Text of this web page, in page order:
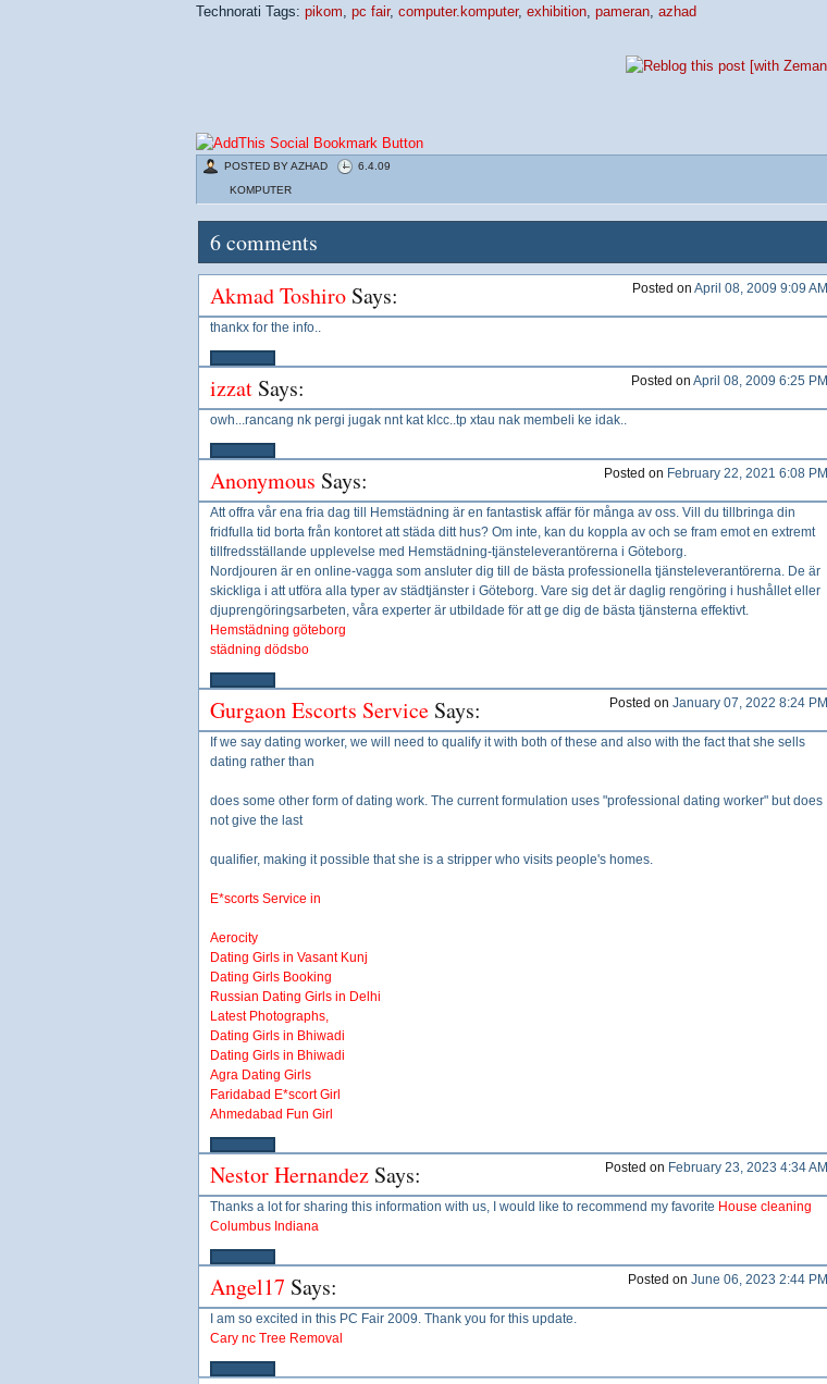
Technorati Tags: pikom, pc fair, computer.komputer, exhibition, pameran, azhad
POSTED BYAZHAD
6.4.09
KOMPUTER
6comments
Akmad Toshiro Says: Posted on April 08, 2009 9:09 AM
thankx for the info..
izzat Says: Posted on April 08, 2009 6:25 PM
owh...rancang nk pergi jugak nnt kat klcc..tp xtau nak membeli ke idak..
Anonymous Says: Posted on February 22, 2021 6:08 PM
Att offra vår ena fria dag till Hemstädning är en fantastisk affär för många av oss. Vill du tillbringa din
fridfulla tid borta från kontoret att städa ditt hus? Om inte, kan du koppla av och se fram emot en extremt
tillfredsställande upplevelse med Hemstädning-tjänsteleverantörerna i Göteborg.
Nordjouren är en online-vagga som ansluter dig till de bästa professionella tjänsteleverantörerna. De är
skickliga i att utföra alla typer av städtjänster i Göteborg. Vare sig det är daglig rengöring i hushållet eller
djuprengöringsarbeten, våra experter är utbildade för att ge dig de bästa tjänsterna effektivt.
Hemstädning göteborg
städning dödsbo
Gurgaon Escorts Service Says: Posted on January 07, 2022 8:24 PM
If we say dating worker, we will need to qualify it with both of these and also with the fact that she sells
dating rather than
does some other form of dating work. The current formulation uses "professional dating worker" but does
not give the last
qualifier, making it possible that she is a stripper who visits people's homes.
E*scorts Service in
Aerocity
Dating Girls in Vasant Kunj
Dating Girls Booking
Russian Dating Girls in Delhi
Latest Photographs,
Dating Girls in Bhiwadi
Dating Girls in Bhiwadi
Agra Dating Girls
Faridabad E*scort Girl
Ahmedabad Fun Girl
Nestor Hernandez Says: Posted on February 23, 2023 4:34 AM
Thanks a lot for sharing this information with us, I would like to recommend my favorite House cleaning
Columbus Indiana
Angel17 Says: Posted on June 06, 2023 2:44 PM
I am so excited in this PC Fair 2009. Thank you for this update.
Cary nc Tree Removal